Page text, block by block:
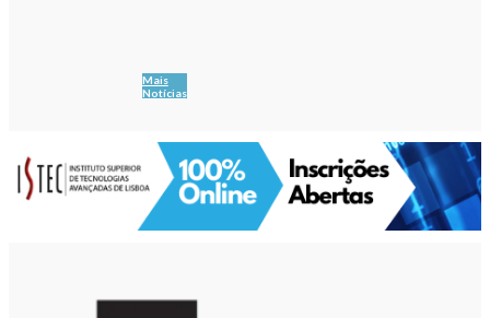
Mais
Notícias